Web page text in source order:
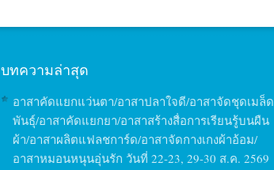
บทความล่าสุด
อาสาคัดแยกแว่นตา/อาสาปลาใจดี/อาสาจัดชุดเมล็ด
พันธุ์/อาสาคัดแยกยา/อาสาสร้างสื่อการเรียนรู้บนผืน
ผ้า/อาสาผลิตแฟลชการ์ด/อาสาจัดกางเกงผ้าอ้อม/
อาสาหมอนหนุนอุ่นรัก วันที่ 22-23, 29-30 ส.ค. 2569